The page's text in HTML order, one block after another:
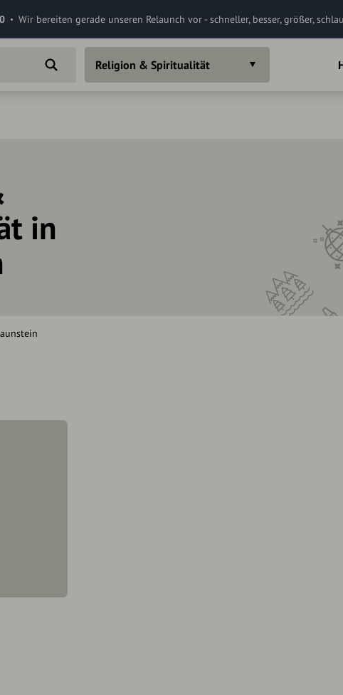
Wir bereiten gerade unseren Relaunch vor - schneller, besser, größer,
Religion & Spiritualität
in